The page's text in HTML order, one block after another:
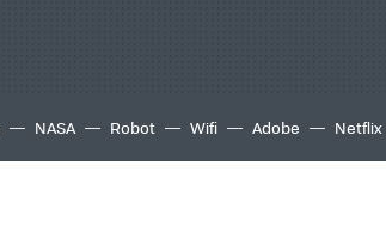
NASA Robot Wifi Adobe Netflix